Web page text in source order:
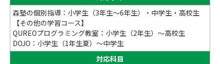
森塾の個別指導：小学生（3年生～6年生）・中学生・高校生
【その他の学習コース】
QUREOプログラミング教室：小学生（2年生）～高校生
DOJO：小学生（1年生夏）～中学生
対応科目